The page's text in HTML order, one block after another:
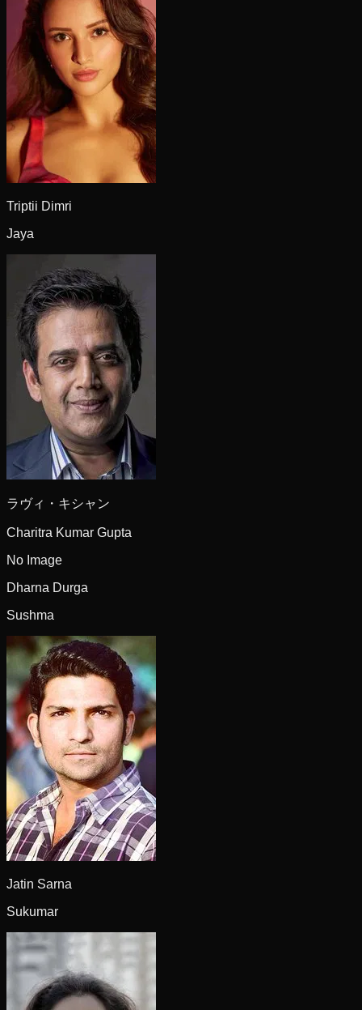
Triptii Dimri
Jaya
ラヴィ・キシャン
Charitra Kumar Gupta
No Image
Dharna Durga
Sushma
Jatin Sarna
Sukumar